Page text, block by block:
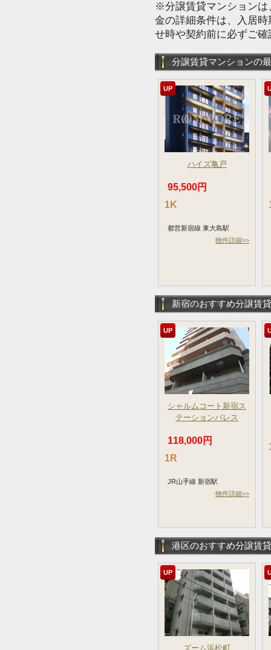
※分譲賃貸マンションは
金の詳細条件は、入居
せ時や契約前に必ずご
分譲賃貸マンションの
UP
ハイズ亀戸
95,500円
1K
都営新宿線 東大島駅
物件詳細>>
新宿のおすすめ分譲賃
UP
シャルムコート新宿ス
テーションパレス
118,000円
1R
JR山手線 新宿駅
物件詳細>>
港区のおすすめ分譲賃
UP
ズーム浜松町